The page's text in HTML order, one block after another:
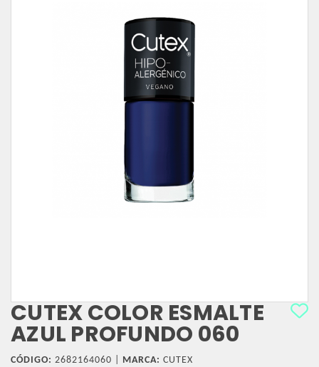
CUTEX COLOR ESMALTE
AZUL PROFUNDO 060
CÓDIGO: 2682164060 | MARCA: CUTEX